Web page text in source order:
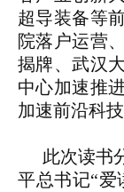
超导装备等
院落户运营
揭牌、武汉
中心加速推
加速前沿科
此次读书
平总书记“爱